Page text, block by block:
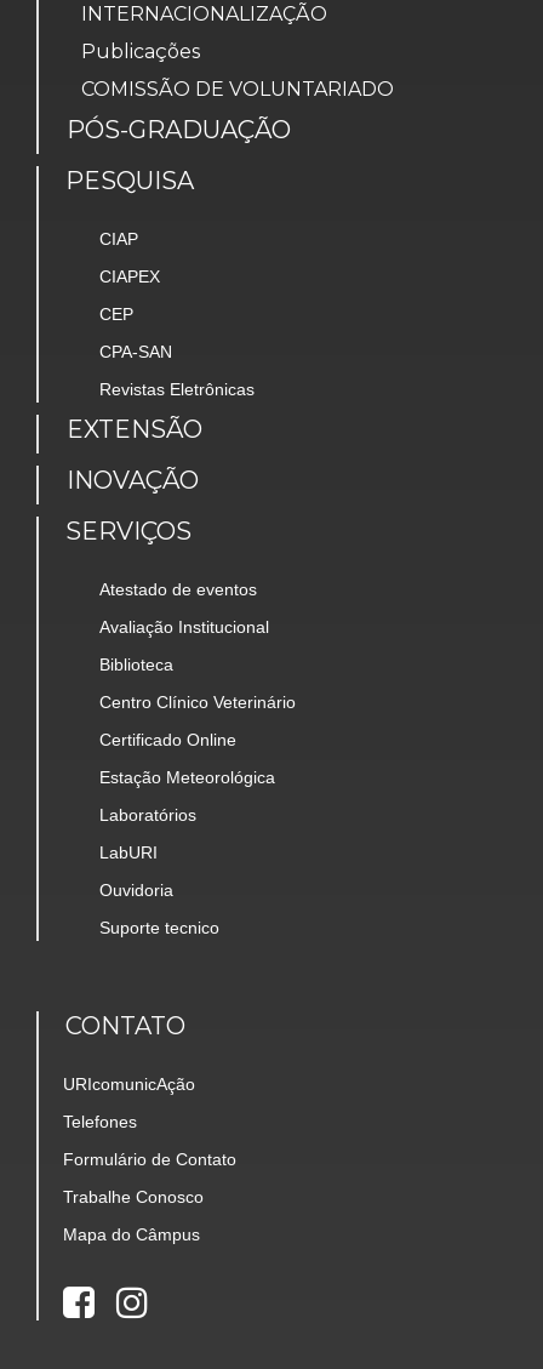
INTERNACIONALIZAÇÃO
Publicações
COMISSÃO DE VOLUNTARIADO
PÓS-GRADUAÇÃO
PESQUISA
CIAP
CIAPEX
CEP
CPA-SAN
Revistas Eletrônicas
EXTENSÃO
INOVAÇÃO
SERVIÇOS
Atestado de eventos
Avaliação Institucional
Biblioteca
Centro Clínico Veterinário
Certificado Online
Estação Meteorológica
Laboratórios
LabURI
Ouvidoria
Suporte tecnico
CONTATO
URIcomunicAção
Telefones
Formulário de Contato
Trabalhe Conosco
Mapa do Câmpus